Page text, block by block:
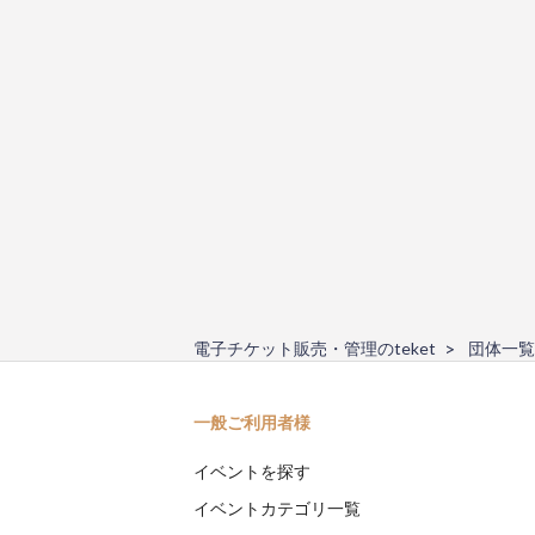
電子チケット販売・管理のteket 団体一覧
一般ご利用者様
イベントを探す
イベントカテゴリ一覧